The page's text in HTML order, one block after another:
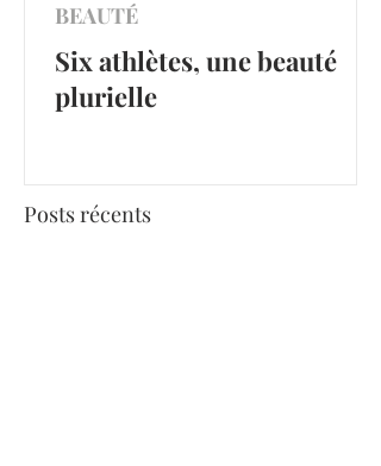
Six athlètes, une beauté
plurielle
BEAUTÉ
Posts récents